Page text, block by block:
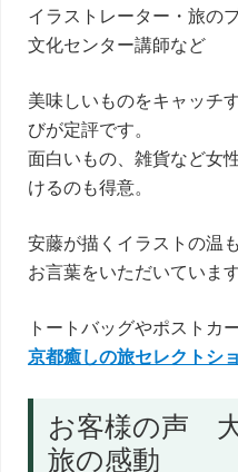
イラストレーター・旅の
文化センター講師など
美味しいものをキャッチ
びが定評です。
面白いもの、雑貨など女
けるのも得意。
安藤が描くイラストの温
お言葉をいただいています
トートバッグやポストカ
京都癒しの旅セレクトシ
お客様の声
旅の感動